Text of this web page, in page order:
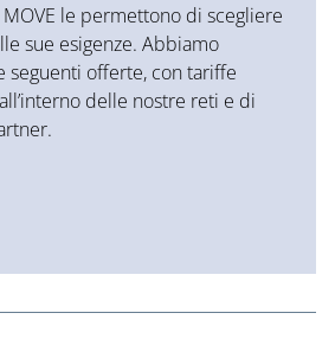
le permettono di scegliere
sue esigenze. Abbiamo
seguenti offerte, con tariffe
delle nostre reti e di